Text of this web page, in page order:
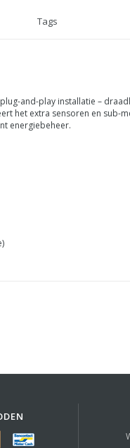
Tags
and-play installatie –
het extra sensoren en
energiebeheer.